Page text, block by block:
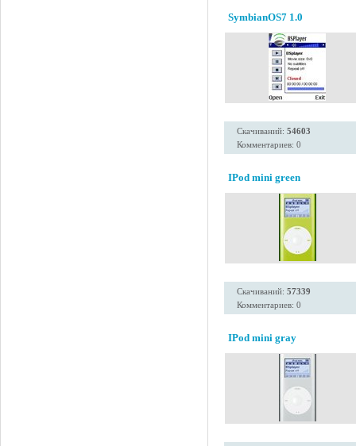
SymbianOS7 1.0
Скачиваний: 54603
Комментариев: 0
IPod mini green
Скачиваний: 57339
Комментариев: 0
IPod mini gray